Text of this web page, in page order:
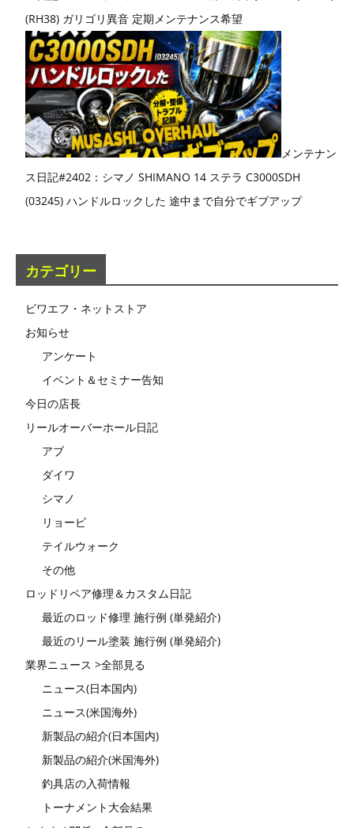
(RH38) ガリゴリ異音 定期メンテナンス希望
メンテナン
ス日記#2402：シマノ SHIMANO 14 ステラ C3000SDH
(03245) ハンドルロックした 途中まで自分でギブアップ
カテゴリー
ビワエフ・ネットストア
お知らせ
アンケート
イベント＆セミナー告知
今日の店長
リールオーバーホール日記
アブ
ダイワ
シマノ
リョービ
テイルウォーク
その他
ロッドリペア修理＆カスタム日記
最近のロッド修理 施行例 (単発紹介)
最近のリール塗装 施行例 (単発紹介)
業界ニュース >全部見る
ニュース(日本国内)
ニュース(米国海外)
新製品の紹介(日本国内)
新製品の紹介(米国海外)
釣具店の入荷情報
トーナメント大会結果